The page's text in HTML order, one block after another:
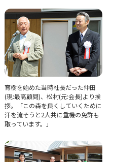
育樹を始めた当時社長だった仲田
(現:最高顧問)、松村(元:会長)より挨
拶。「この森を良くしていくために
汗を流そうと2人共に重機の免許も
取っています。」